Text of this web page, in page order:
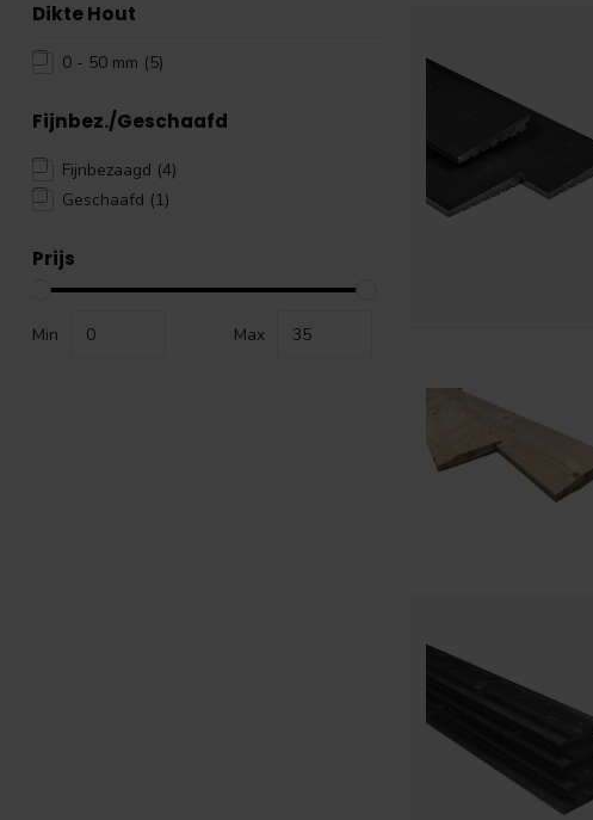
Dikte Hout
0 - 50 mm (5)
Fijnbez./Geschaafd
Fijnbezaagd (4)
Geschaafd (1)
Prijs
Min Max